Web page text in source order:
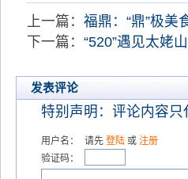
上一篇：福鼎：“鼎”极美
下一篇：“520”遇见太姥
发表评论
特别声明：评论内容
用户名： 请先 登陆或 注册
验证码：